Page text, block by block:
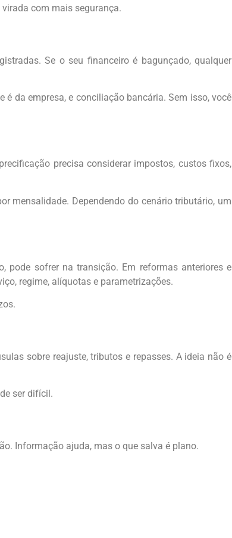
com mais segurança.
Se o seu financeiro é bagunçado, qualquer
é da empresa, e conciliação bancária. Sem isso, você
precisa considerar impostos, custos fixos,
mensalidade. Dependendo do cenário tributário, um
pode sofrer na transição. Em reformas anteriores e
regime, alíquotas e parametrizações.
sobre reajuste, tributos e repasses. A ideia não é
ser difícil.
Informação ajuda, mas o que salva é plano.